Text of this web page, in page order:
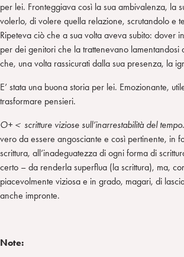
per lei. Fronteggiava così la sua ambivalenza, la
volerlo, di volere quella relazione, scrutandolo e
Ripeteva ciò che a sua volta aveva subito: dover
per dei genitori che la trattenevano lamentandosi
che, una volta rassicurati dalla sua presenza, la
E’ stata una buona storia per lei. Emozionante,
trasformare pensieri.
O+＜ scritture viziose sull’inarrestabilità del tempo.
vero da essere angosciante e così pertinente, in
scrittura, all’inadeguatezza di ogni forma di
certo – da renderla superflua (la scrittura), ma,
piacevolmente viziosa e in grado, magari, di
anche impronte.
Note: